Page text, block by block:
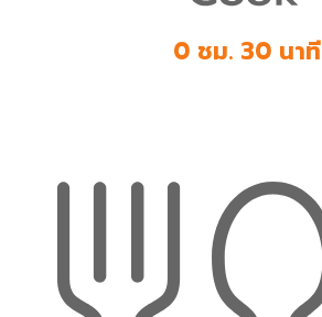
0 ชม. 30 นาที